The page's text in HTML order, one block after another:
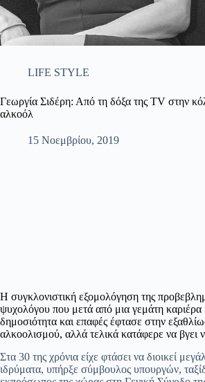
LIFE STYLE
Γεωργία Σιδέρη: Από τη δόξα της TV στην
αλκοόλ
15 Νοεμβρίου, 2019
Η συγκλονιστική εξομολόγηση της
ψυχολόγου που μετά από μια γεμάτη καριέρα
δημοσιότητα και επαφές έφτασε στην
αλκοολισμού, αλλά τελικά κατάφερε να βγει
Στα 30 της χρόνια είχε φτάσει να διοικεί
ιδρύματα, υπήρξε σύμβουλος υπουργών,